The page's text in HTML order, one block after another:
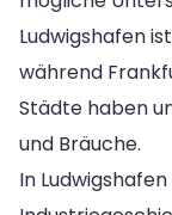
Ludwigshafen
während
Städte haben
und Bräuche.
In